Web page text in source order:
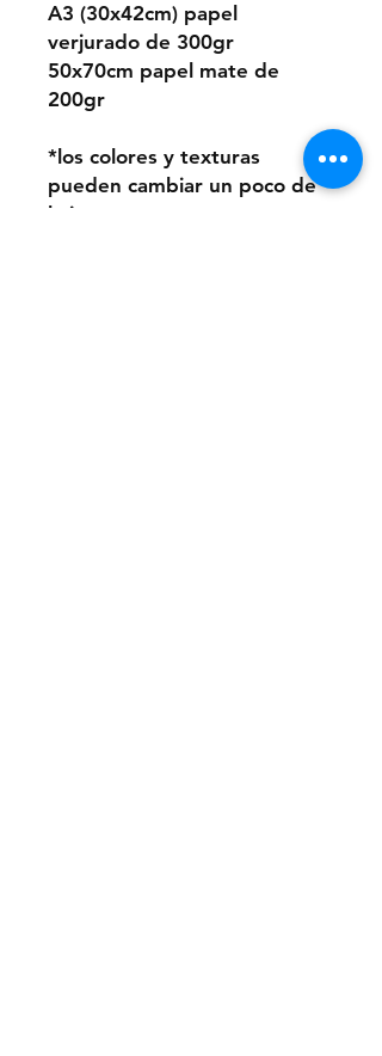
A3 (30x42cm) papel
verjurado de 300gr
50x70cm papel mate de
200gr
*los colores y texturas
pueden cambiar un poco de
la imagen que ves en